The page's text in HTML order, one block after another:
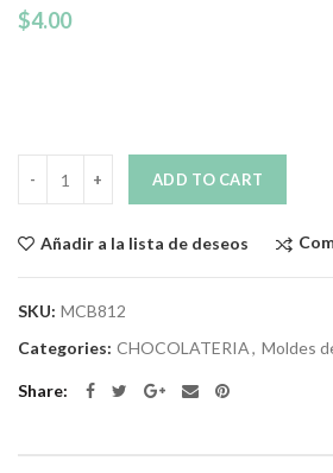
$4.00
ADD TO CART
Añadir a la lista de deseos
SKU: MCB812
Categories: CHOCOLATERIA, Moldes
Share